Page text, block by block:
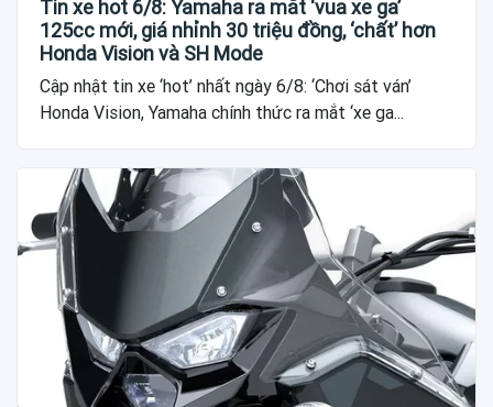
Tin xe hot 6/8: Yamaha ra mắt ‘vua xe ga’
125cc mới, giá nhỉnh 30 triệu đồng, ‘chất’ hơn
Honda Vision và SH Mode
Cập nhật tin xe ‘hot’ nhất ngày 6/8: ‘Chơi sát ván’
Honda Vision, Yamaha chính thức ra mắt ‘xe ga...